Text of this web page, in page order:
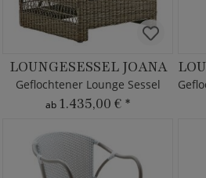
LOUNGESESSEL JOANA
Geflochtener Lounge Sessel
ab 1.435,00 € *